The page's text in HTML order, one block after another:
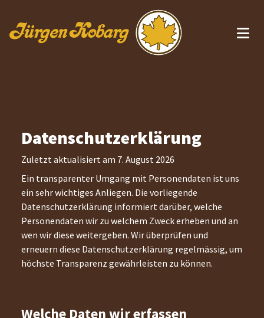
Datenschutzerklärung
Zuletzt aktualisiert am 7. August 2026
Ein transparenter Umgang mit Personendaten ist uns
ein sehr wichtiges Anliegen. Die vorliegende
Datenschutzerklärung informiert darüber, welche
Personendaten wir zu welchem Zweck erheben und an
wen wir diese weitergeben. Wir überprüfen und
erneuern diese Datenschutzerklärung regelmässig, um
höchste Transparenz gewährleisten zu können.
Welche Daten wir erfassen